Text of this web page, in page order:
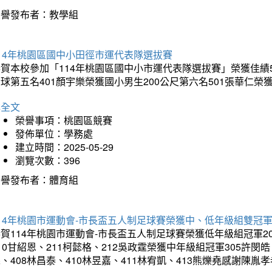
發布者：教學組
年桃園區國中小田徑市運代表隊選拔賽
本校參加「114年桃園區國中小市運代表隊選拔賽」榮獲佳
第五名401顏宇樂榮獲國小男生200公尺第六名501張華仁
文
榮譽事項：桃園區競賽
發佈單位：學務處
建立時間：2025-05-29
瀏覽次數：396
發布者：體育組
年桃園市運動會-市長盃五人制足球賽榮獲中、低年級組雙冠軍
114年桃園市運動會-市長盃五人制足球賽榮獲低年級組冠
甘紹恩、211柯懿格、212吳政霆榮獲中年級組冠軍305許閔
408林昌泰、410林昱嘉、411林宥凱、413熊爍堯感謝陳胤